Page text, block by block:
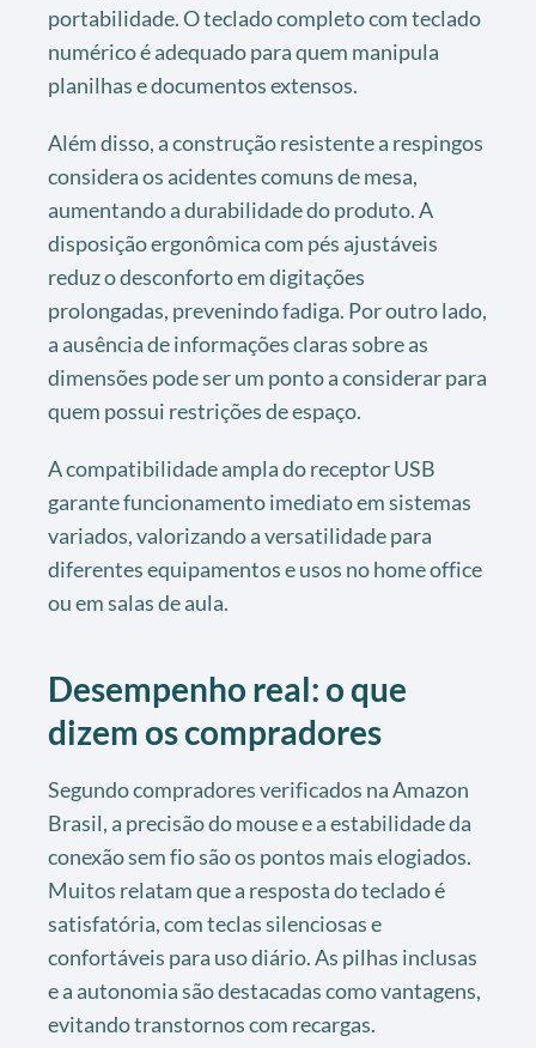
portabilidade. O teclado completo com teclado
numérico é adequado para quem manipula
planilhas e documentos extensos.
Além disso, a construção resistente a respingos
considera os acidentes comuns de mesa,
aumentando a durabilidade do produto. A
disposição ergonômica com pés ajustáveis
reduz o desconforto em digitações
prolongadas, prevenindo fadiga. Por outro lado,
a ausência de informações claras sobre as
dimensões pode ser um ponto a considerar para
quem possui restrições de espaço.
A compatibilidade ampla do receptor USB
garante funcionamento imediato em sistemas
variados, valorizando a versatilidade para
diferentes equipamentos e usos no home office
ou em salas de aula.
Desempenho real: o que
dizem os compradores
Segundo compradores verificados na Amazon
Brasil, a precisão do mouse e a estabilidade da
conexão sem fio são os pontos mais elogiados.
Muitos relatam que a resposta do teclado é
satisfatória, com teclas silenciosas e
confortáveis para uso diário. As pilhas inclusas
e a autonomia são destacadas como vantagens,
evitando transtornos com recargas.